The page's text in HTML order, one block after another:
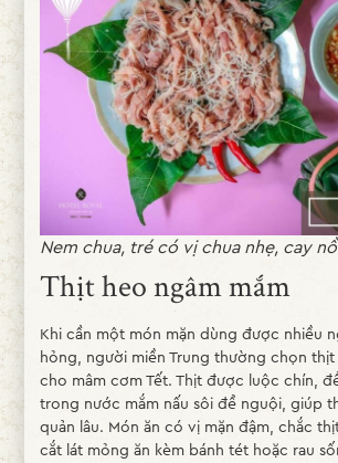
Nem chua, tré có vị chua nhẹ, cay
Thịt heo ngâm mắm
Khi cần một món mặn dùng được nhiều
hỏng, người miền Trung thường chọn
cho mâm cơm Tết. Thịt được luộc chín,
trong nước mắm nấu sôi để nguội, giúp
quản lâu. Món ăn có vị mặn đậm, chắc
cắt lát mỏng ăn kèm bánh tét hoặc rau